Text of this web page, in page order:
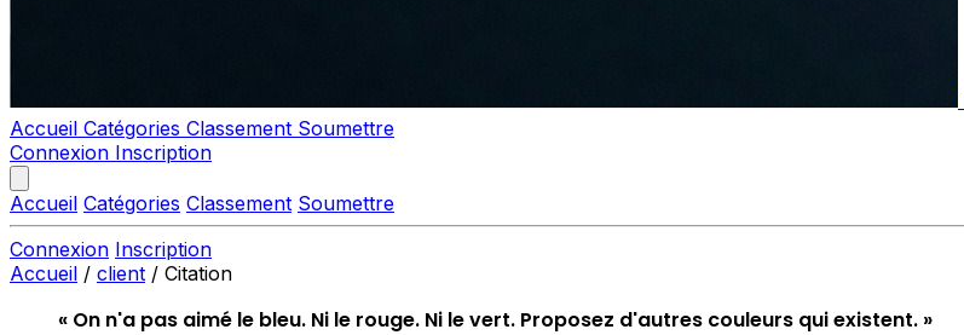
Accueil Catégories Classement Soumettre
Connexion Inscription
Accueil Catégories Classement Soumettre
Connexion Inscription
Accueil / client / Citation
« On n'a pas aimé le bleu. Ni le rouge. Ni le vert. Proposez d'autres couleurs qui existent. »